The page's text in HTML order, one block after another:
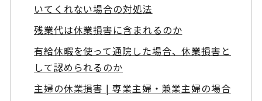
いてくれない場合の対処法
残業代は休業損害に含まれるのか
有給休暇を使って通院した場合、休業損害と
して認められるのか
主婦の休業損害 | 専業主婦・兼業主婦の場合